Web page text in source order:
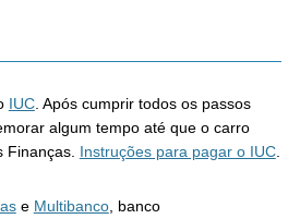
IUC. Após cumprir todos os passos
algum tempo até que o carro
Finanças. Instruções para pagar o IUC.
e Multibanco, banco